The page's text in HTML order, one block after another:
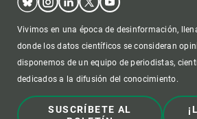
Vivimos en una época de desinformación,
donde los datos científicos se consideran
disponemos de un equipo de periodistas,
dedicados a la difusión del conocimiento.
SUSCRÍBETE AL